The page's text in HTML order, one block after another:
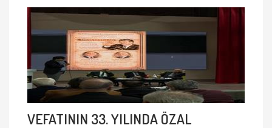
VEFATININ 33. YILINDA ÖZAL